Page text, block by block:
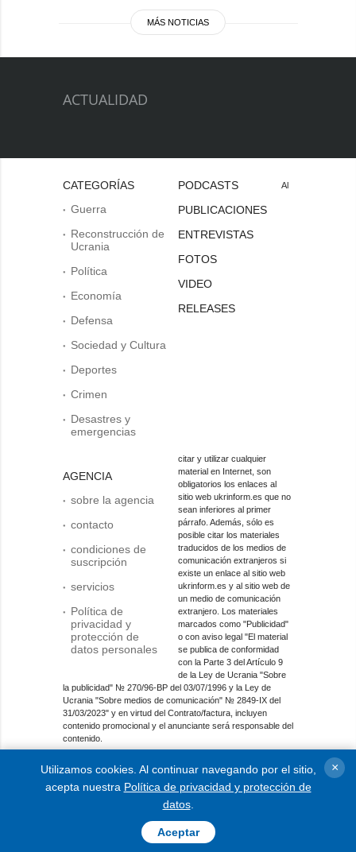
MÁS NOTICIAS
ACTUALIDAD
CATEGORÍAS
Guerra
Reconstrucción de
Ucrania
Política
Economía
Defensa
Sociedad y Cultura
Deportes
Crimen
Desastres y
emergencias
AGENCIA
sobre la agencia
contacto
condiciones de
suscripción
servicios
Política de
privacidad y
protección de
datos personales
PODCASTS
PUBLICACIONES
ENTREVISTAS
FOTOS
VIDEO
RELEASES
Al
citar y utilizar cualquier
material en Internet, son
obligatorios los enlaces al
sitio web ukrinform.es que no
sean inferiores al primer
párrafo. Además, sólo es
posible citar los materiales
traducidos de los medios de
comunicación extranjeros si
existe un enlace al sitio web
ukrinform.es y al sitio web de
un medio de comunicación
extranjero. Los materiales
marcados como "Publicidad"
o con aviso legal "El material
se publica de conformidad
con la Parte 3 del Artículo 9
de la Ley de Ucrania "Sobre
la publicidad" № 270/96-ВР del 03/07/1996 y la Ley de
Ucrania "Sobre medios de comunicación" № 2849-IX del
31/03/2023" y en virtud del Contrato/factura, incluyen
contenido promocional y el anunciante será responsable del
contenido.
Entidad de medios en línea; identificador de medios: R40-
01421.
© 2015-2026 Ukrinform. Todos los derechos reservados.
Utilizamos cookies. Al continuar navegando por el sitio,
acepta nuestra Política de privacidad y protección de
datos.
Aceptar
×